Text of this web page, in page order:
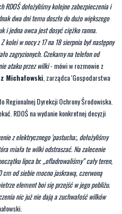
w nocy z 17 na 18 sierpnia był następny
zagryzionych. Czekamy na telefon od
ataku przez wilki- mówi w rozmowie z
Michałowski, zarządca 'Gospodarstwa
Dyrekcji Ochrony Środowiska.
RDOŚ na wydanie konkretnej decyzji
z elektrycznego 'pastucha;, dołożyliśmy
miała te wilki odstraszać. Na zalecenie
lipca br. „ofladrowaliśmy” cały teren,
od siebie mocno jaskrawą, czerwoną
element boi się przejść w jego pobliżu.
nic już nie dają a zuchwałość wilków
stałe watahy, jedna jest na granicy